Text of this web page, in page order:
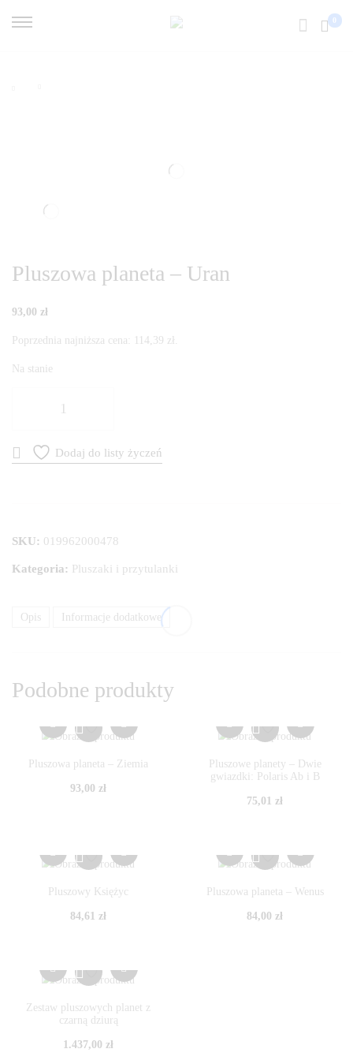
0
Pluszowa planeta – Uran
93,00 zł
Poprzednia najniższa cena: 114,39 zł
Na stanie
-
Dodaj do listy życzeń
SKU: 019962000478
Kategoria: Pluszaki i przytulanki
Opis Informacje dodatkowe
Podobne produkty
Pluszowa planeta – Ziemia
93,00 zł
Pluszowe planety – Dwie
gwiazdki: Polaris Ab i B
75,01 zł
Pluszowy Księżyc
84,61 zł
Pluszowa planeta – Wenus
84,00 zł
Zestaw pluszowych planet z
czarną dziurą
1.437,00 zł